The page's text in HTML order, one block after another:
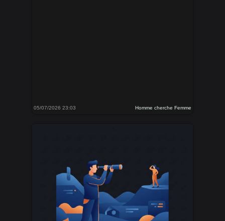
05/07/2026 23:03 Homme cherche Femme